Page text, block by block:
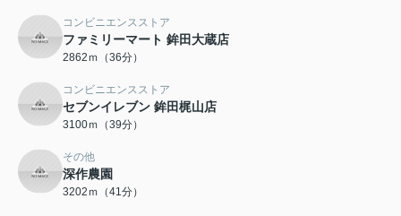
コンビニエンスストア
ファミリーマート 鉾田大蔵店
2862ｍ（36分）
コンビニエンスストア
セブンイレブン 鉾田梶山店
3100ｍ（39分）
その他
深作農園
3202ｍ（41分）